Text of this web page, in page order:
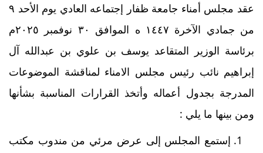
عقد مجلس أمناء جامعة ظفار إجتماعه العادي يوم الأحد ٩
من جمادي الآخرة ١٤٤٧ ه الموافق ٣٠ نوفمبر ٢٠٢٥م
برئاسة الوزير المتقاعد يوسف بن علوي بن عبدالله آل
إبراهيم نائب رئيس مجلس الامناء لمناقشة الموضوعات
المدرجة بجدول أعماله وأتخذ القرارات المناسبة بشأنها
ومن بينها ما يلي :
إستمع المجلس إلى عرض مرئي من مندوب مكتب